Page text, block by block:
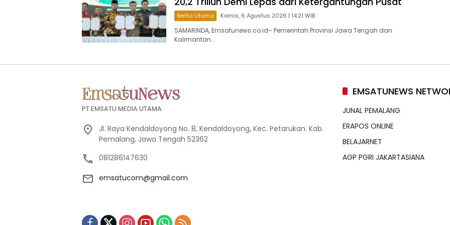
Berita Utama Kamis, 6 Agustus 2026 | 14:21 WIB
SAMARINDA, Emsatunews.co.id– Pemerintah Provinsi Jawa Tengah dan
Kalimantan…
PT EMSATU MEDIA UTAMA
Jl. Raya Kendaldoyong No. 8, Kendaldoyong, Kec. Petarukan. Kab.
Pemalang, Jawa Tengah 52362
081286147630
emsatucom@gmail.com
EMSATUNEWS
JUNAL PEMALANG
ERAPOS ONLINE
BELAJARNET
AGP PGRI JAKARTASIANA